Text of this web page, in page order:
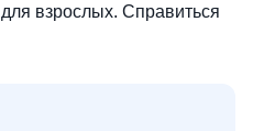
взрослых. Справиться